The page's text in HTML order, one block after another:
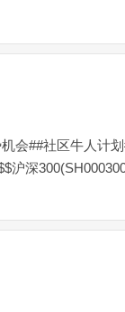
和制造能力，奠定
会##社区牛人计
沪深